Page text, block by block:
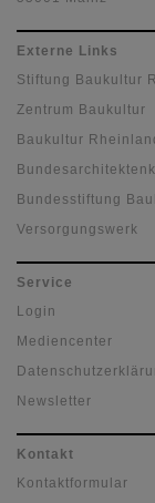
Externe Links
Stiftung Baukultur
Zentrum Baukultur
Baukultur
Bundesstiftung
Versorgungswerk
Service
Login
Mediencenter
Newsletter
Kontakt
Kontaktformular